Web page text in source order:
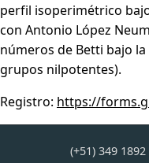
perfil isoperimétrico
con Antonio López
números de Betti bajo
grupos nilpotentes).
Registro: https://
(+51) 349 1892